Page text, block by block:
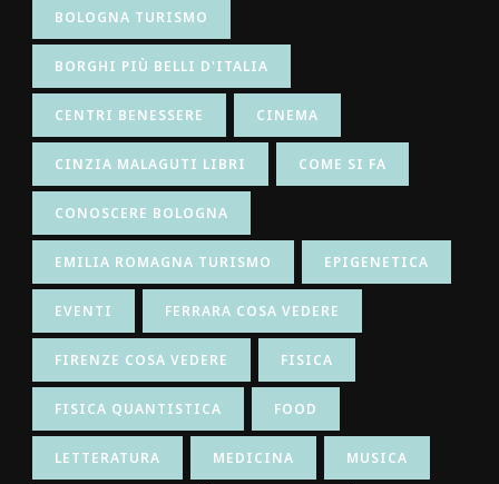
BOLOGNA TURISMO
BORGHI PIÙ BELLI D'ITALIA
CENTRI BENESSERE CINEMA
CINZIA MALAGUTI LIBRI COME SI FA
CONOSCERE BOLOGNA
EMILIA ROMAGNA TURISMO EPIGENETICA
EVENTI FERRARA COSA VEDERE
FIRENZE COSA VEDERE FISICA
FISICA QUANTISTICA FOOD
LETTERATURA MEDICINA MUSICA